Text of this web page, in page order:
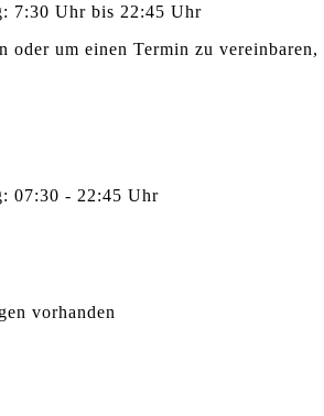
7:30 Uhr bis 22:45 Uhr
oder um einen Termin zu
07:30 - 22:45 Uhr
vorhanden